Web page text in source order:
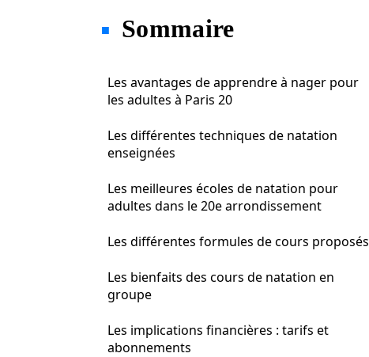
Sommaire
Les avantages de apprendre à nager pour
les adultes à Paris 20
Les différentes techniques de natation
enseignées
Les meilleures écoles de natation pour
adultes dans le 20e arrondissement
Les différentes formules de cours proposés
Les bienfaits des cours de natation en
groupe
Les implications financières : tarifs et
abonnements